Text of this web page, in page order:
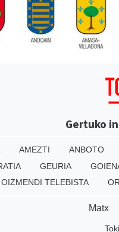
Gertuko
AMEZTI ANBOTO
GEURIA
OIZMENDI TELEBISTA
Matx